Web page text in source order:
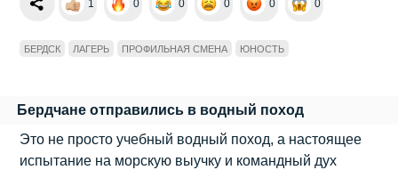
1 0 0 0 0 0
БЕРДСК ЛАГЕРЬ ПРОФИЛЬНАЯ СМЕНА ЮНОСТЬ
Бердчане отправились в водный поход
Это не просто учебный водный поход, а настоящее
испытание на морскую выучку и командный дух